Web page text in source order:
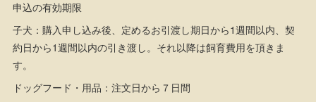
申込の有効期限
子犬：購入申し込み後、定めるお引渡し期日から1週間以内、契
約日から1週間以内の引き渡し。それ以降は飼育費用を頂きま
す。
ドッグフード・用品：注文日から７日間